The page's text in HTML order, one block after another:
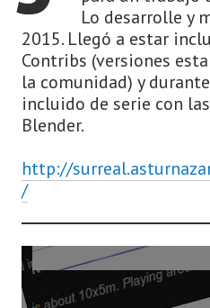
Lo desarrolle y
2015. Llegó a estar
Contribs (versiones
la comunidad) y
incluido de serie con
Blender.
http://
/